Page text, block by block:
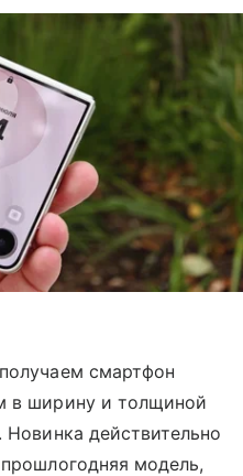
смартфон
в ширину и толщиной
Новинка действительно
модель,